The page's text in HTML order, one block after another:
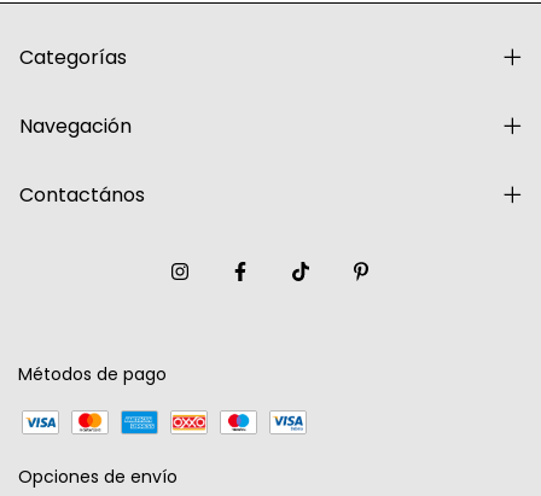
Categorías
Navegación
Contactános
Métodos de pago
Opciones de envío